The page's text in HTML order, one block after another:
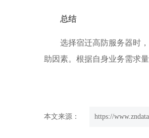
总结
选择宿迁高防服务器时
助因素。根据自身业务需求
本文来源： https://